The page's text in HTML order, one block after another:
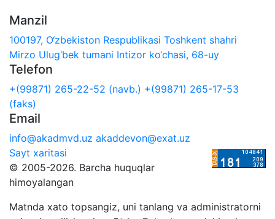
Manzil
100197, O‘zbekiston Respublikasi Toshkent shahri
Mirzo Ulug‘bek tumani Intizor ko‘chasi, 68-uy
Telefon
+(99871) 265-22-52 (navb.) +(99871) 265-17-53
(faks)
Email
info@akadmvd.uz akaddevon@exat.uz
Sayt xaritasi
© 2005-2026. Barcha huquqlar
himoyalangan
Matnda xato topsangiz, uni tanlang va administratorni